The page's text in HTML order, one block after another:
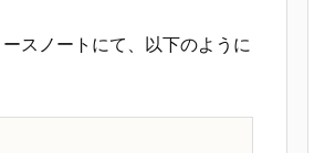
スノートにて、以下のように